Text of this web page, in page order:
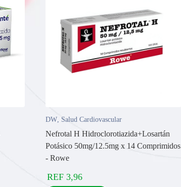
DW, Salud Cardiovascular
Nefrotal H Hidroclorotiazida+Losartán
Potásico 50mg/12.5mg x 14 Comprimidos
- Rowe
REF 3,96